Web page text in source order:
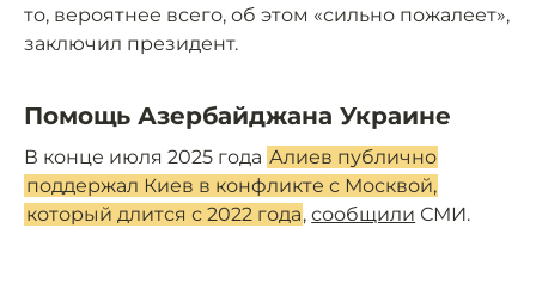
то, вероятнее всего, об этом «сильно пожалеет»,
заключил президент.
Помощь Азербайджана Украине
В конце июля 2025 года Алиев публично
поддержал Киев в конфликте с Москвой,
который длится с 2022 года,сообщили СМИ.